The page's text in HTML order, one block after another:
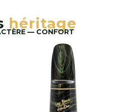
héritage
— CONFORT